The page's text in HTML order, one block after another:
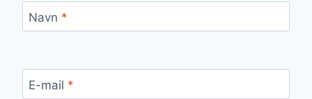
Navn *
E-mail *